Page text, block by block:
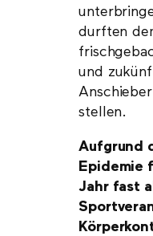
durften
und
stellen.
Aufgrund
Epidemie
Jahr fast